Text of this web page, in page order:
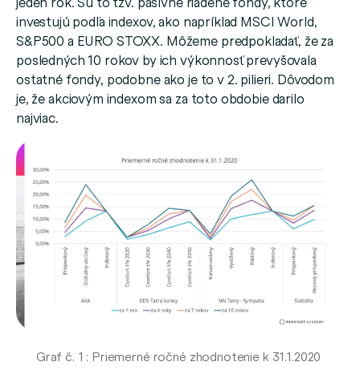
investujú podľa indexov, ako napríklad MSCI World,
S&P500 a EURO STOXX. Môžeme predpokladať, že za
posledných 10 rokov by ich výkonnosť prevyšovala
ostatné fondy, podobne ako je to v 2. pilieri. Dôvodom
je, že akciovým indexom sa za toto obdobie darilo
najviac.
Graf č. 1 : Priemerné ročné zhodnotenie k 31.1.2020